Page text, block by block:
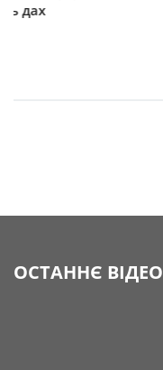
ОСТАННЄ ВІДЕО